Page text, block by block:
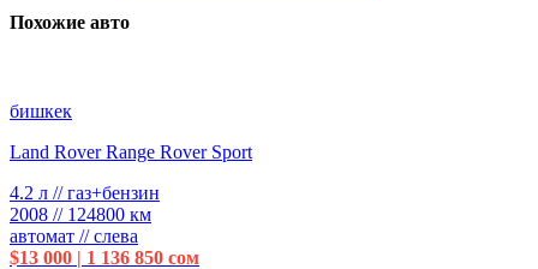
Похожие авто
бишкек
Land Rover Range Rover Sport
4.2 л // газ+бензин
2008 // 124800 км
автомат // слева
$13 000 | 1 136 850 сом